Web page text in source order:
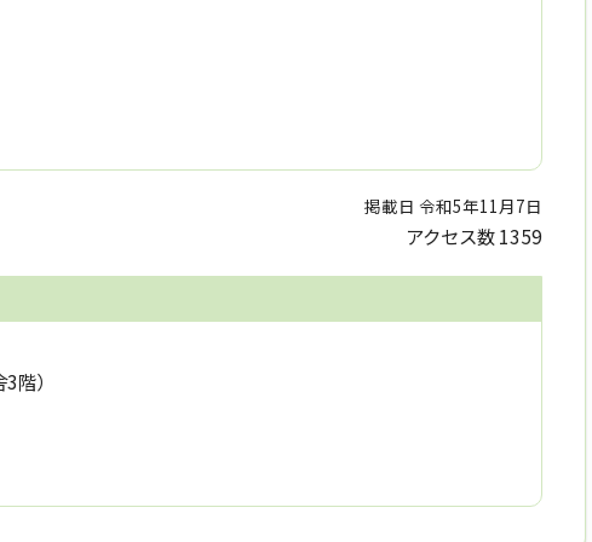
掲載日 令和5年11月7日
アクセス数1359
階）